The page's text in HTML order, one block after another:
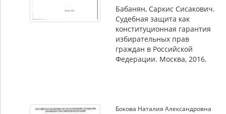
Бабанян, Саркис Сисакович.
Судебная защита как
конституционная гарантия
избирательных прав
граждан в Российской
Федерации. Москва, 2016.
Бокова Наталия Александровна